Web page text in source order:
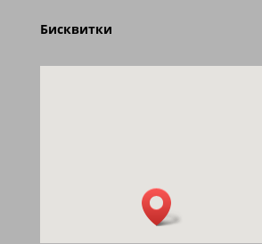
Бисквитки